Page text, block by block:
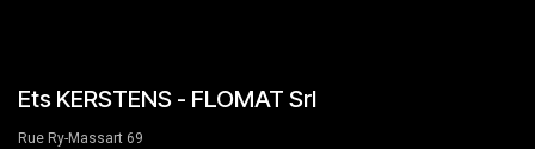
Ets KERSTENS - FLOMAT Srl
Rue Ry-Massart 69